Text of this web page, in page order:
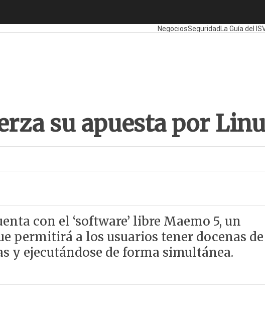
NegociosSeguridad La Guía del
su apuesta por
con el ‘software’ libre Maemo 5, un
permitirá a los usuarios tener docenas de
y ejecutándose de forma simultánea.